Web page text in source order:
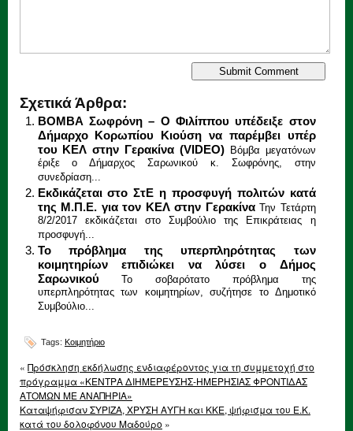
Σχετικά Άρθρα:
ΒΟΜΒΑ Σωφρόνη – Ο Φιλίππου υπέδειξε στον
Δήμαρχο Κορωπίου Κιούση να παρέμβει υπέρ
του ΚΕΛ στην Γερακίνα (VIDEO)
Βόμβα μεγατόνων
έριξε ο Δήμαρχος Σαρωνικού κ. Σωφρόνης, στην
συνεδρίαση...
Εκδικάζεται στο ΣτΕ η προσφυγή πολιτών κατά
της Μ.Π.Ε. για τον ΚΕΛ στην Γερακίνα
Την Τετάρτη
8/2/2017 εκδικάζεται στο Συμβούλιο της Επικράτειας η
προσφυγή...
Το πρόβλημα της υπερπληρότητας των
κοιμητηρίων επιδιώκει να λύσει ο Δήμος
Σαρωνικού
Το σοβαρότατο πρόβλημα της
υπερπληρότητας των κοιμητηρίων, συζήτησε το Δημοτικό
Συμβούλιο...
Tags: Κοιμητήριο
« Πρόσκληση εκδήλωσης ενδιαφέροντος για τη συμμετοχή στο
πρόγραμμα «ΚΕΝΤΡΑ ΔΙΗΜΕΡΕΥΣΗΣ-ΗΜΕΡΗΣΙΑΣ ΦΡΟΝΤΙΔΑΣ
ΑΤΟΜΩΝ ΜΕ ΑΝΑΠΗΡΙΑ»
Καταψήφισαν ΣΥΡΙΖΑ, ΧΡΥΣΗ ΑΥΓΗ και ΚΚΕ, ψήφισμα του Ε.Κ.
κατά του δολοφόνου Μαδούρο »